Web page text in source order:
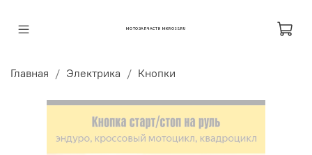
МОТОЗАПЧАСТИ MKROSS.RU
Главная Электрика Кнопки